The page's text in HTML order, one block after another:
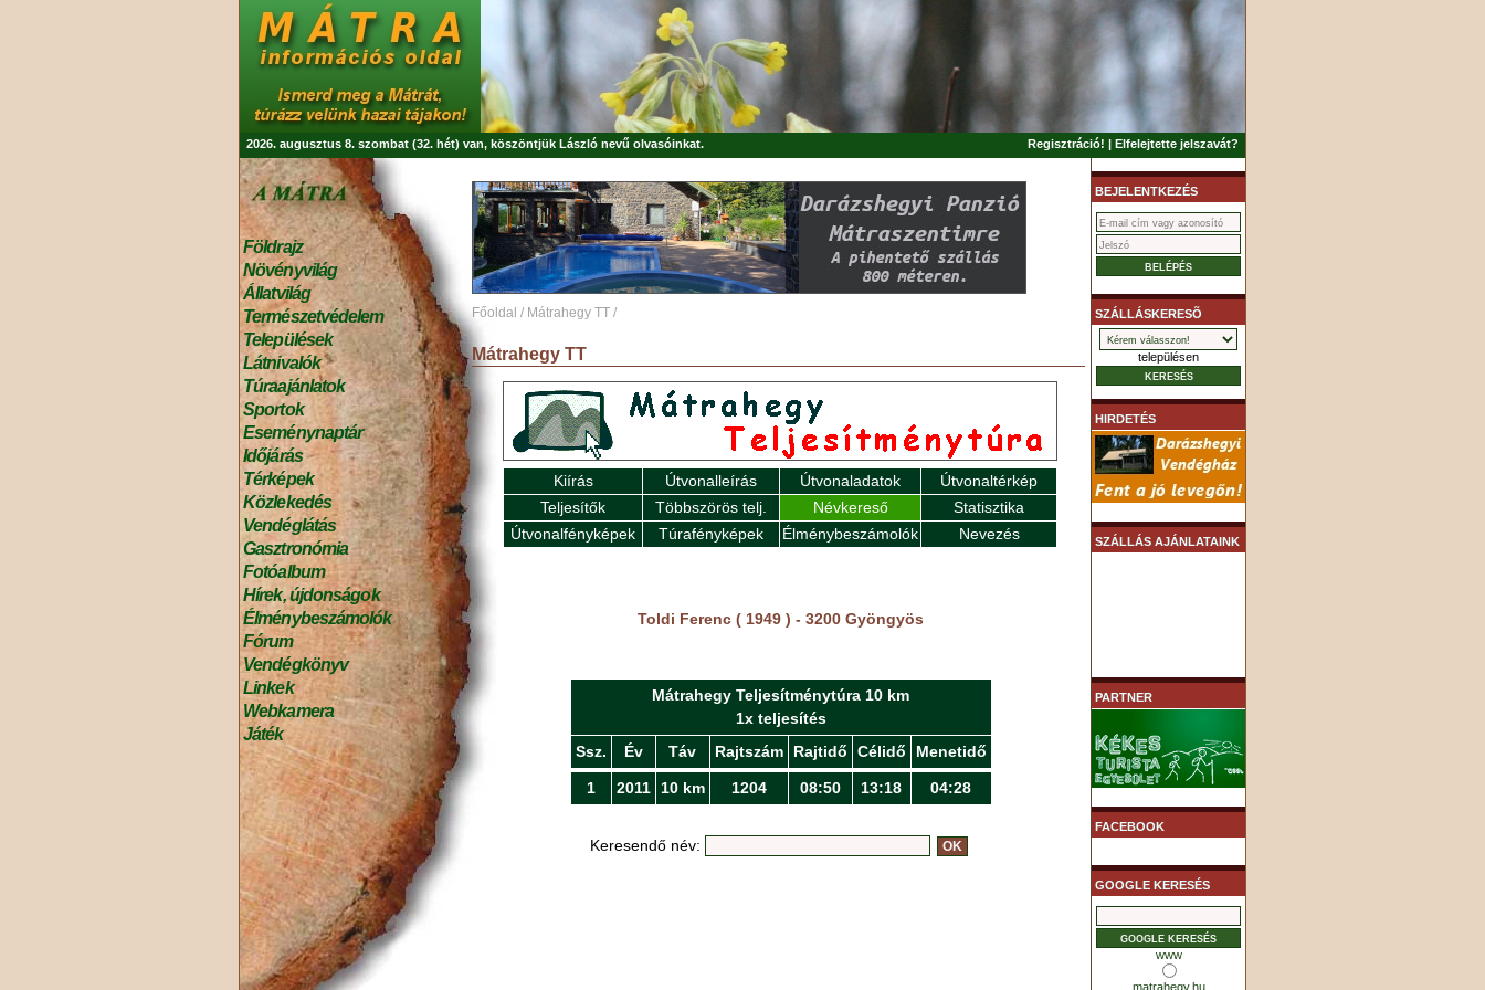
2026. augusztus 8. szombat (32. hét) van, köszöntjük László nevű olvasóinkat. Regisztráció! | Elfelejtette jelszavát?
Földrajz
Növényvilág
Állatvilág
Természetvédelem
Települések
Látnivalók
Túraajánlatok
Sportok
Eseménynaptár
Időjárás
Térképek
Közlekedés
Vendéglátás
Gasztronómia
Fotóalbum
Hírek, újdonságok
Élménybeszámolók
Fórum
Vendégkönyv
Linkek
Webkamera
Játék
Főoldal / Mátrahegy TT /
Mátrahegy TT
Kiírás Útvonalleírás Útvonaladatok
Útvonaltérkép
Teljesítők
Többszörös telj. Névkereső
Statisztika
Útvonalfényképek
Túrafényképek Élménybeszámolók Nevezés
Toldi Ferenc ( 1949 ) - 3200 Gyöngyös
Mátrahegy Teljesítménytúra 10 km
1x teljesítés
Ssz.
Év Táv Rajtszám Rajtidő Célidő Menetidő
1 2011 10 km 1204 08:50 13:18 04:28
Keresendő név:
BEJELENTKEZÉS
SZÁLLÁSKERESÕ
településen
HIRDETÉS
SZÁLLÁS AJÁNLATAINK
PARTNER
FACEBOOK
GOOGLE KERESÉS
www
matrahegy.hu